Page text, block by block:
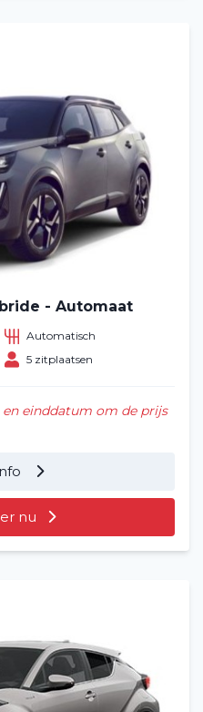
- Automaat
Automatisch
5 zitplaatsen
einddatum om de prijs
nu